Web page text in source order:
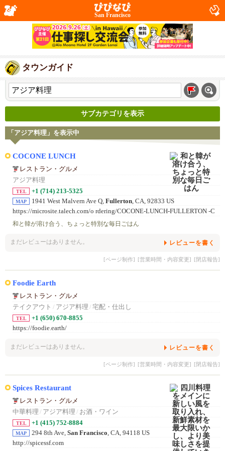
San Francisco
タウンガイド
サブカテゴリを表示
「アジア料理」を表示中
COCONE LUNCH
レストラン・グルメ
アジア料理
TEL +1 (714) 213-5325
MAP 1941 West Malvern Ave Q, Fullerton, CA, 92833 US
https://microsite.talech.com/o rdering/COCONE-LUNCH-FULLERTON -C
A/Elyjp9rM4e3YMP1v
和と韓が溶け合う、ちょっと特別な毎日ごはん
まだレビューはありません。 レビューを書く
[ページ制作] [営業時間・内容変更] [閉店報告]
Foodie Earth
レストラン・グルメ
テイクアウト / アジア料理 / 宅配・仕出し
TEL
+1 (650) 670-8855
https://foodie.earth/
まだレビューはありません。 レビューを書く
[ページ制作] [営業時間・内容変更] [閉店報告]
Spices Restaurant
レストラン・グルメ
中華料理 / アジア料理 / お酒・ワイン
TEL +1 (415) 752-8884
MAP 294 8th Ave, San Francisco, CA, 94118 US
http://spicessf.com